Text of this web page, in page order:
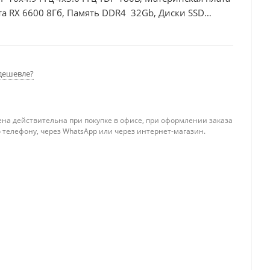
RX 6600 8Гб, Память DDR4 32Gb, Диски SSD
действительна при покупке в офисе, при оформлении заказа
телефону, через WhatsApp или через интернет-магазин.